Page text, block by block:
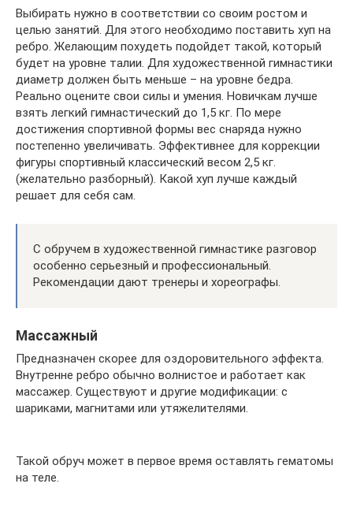
Выбирать нужно в соответствии со своим ростом и
целью занятий. Для этого необходимо поставить хуп на
ребро. Желающим похудеть подойдет такой, который
будет на уровне талии. Для художественной гимнастики
диаметр должен быть меньше – на уровне бедра.
Реально оцените свои силы и умения. Новичкам лучше
взять легкий гимнастический до 1,5 кг. По мере
достижения спортивной формы вес снаряда нужно
постепенно увеличивать. Эффективнее для коррекции
фигуры спортивный классический весом 2,5 кг.
(желательно разборный). Какой хуп лучше каждый
решает для себя сам.
С обручем в художественной гимнастике разговор
особенно серьезный и профессиональный.
Рекомендации дают тренеры и хореографы.
Массажный
Предназначен скорее для оздоровительного эффекта.
Внутренне ребро обычно волнистое и работает как
массажер. Существуют и другие модификации: с
шариками, магнитами или утяжелителями.
Такой обруч может в первое время оставлять гематомы
на теле.